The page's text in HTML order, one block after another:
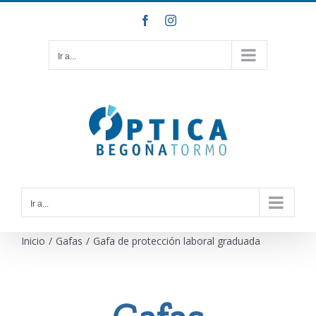
FacebookInstagram
Ir a...
Ir a...
Inicio / Gafas / Gafa de protección laboral graduada